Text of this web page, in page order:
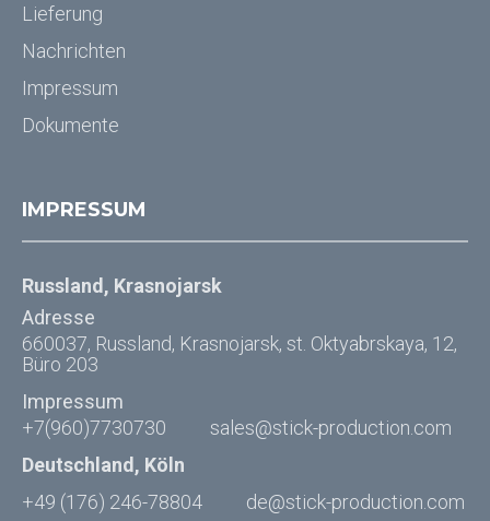
Lieferung
Nachrichten
Impressum
Dokumente
IMPRESSUM
Russland, Krasnojarsk
Adresse
660037, Russland, Krasnojarsk, st. Oktyabrskaya, 12,
Büro 203
Impressum
+7(960)7730730
sales@stick-production.com
Deutschland, Köln
+49 (176) 246-78804
de@stick-production.com